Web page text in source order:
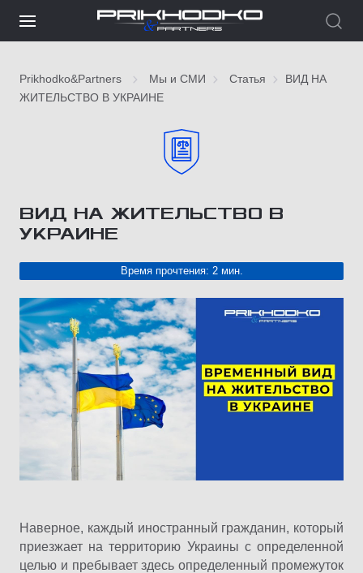
Prikhodko&Partners Мы и СМИ Статья
ВИД НА
ЖИТЕЛЬСТВО В УКРАИНЕ
ВИД НА ЖИТЕЛЬСТВО В
УКРАИНЕ
Время прочтения: 2 мин.
Наверное, каждый иностранный гражданин, который
приезжает на территорию Украины с определенной
целью и пребывает здесь определенный промежуток